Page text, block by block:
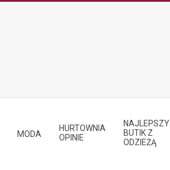
MODA
HURTOWNIA
OPINIE
NAJLEPSZY
BUTIK Z
ODZIEŻĄ